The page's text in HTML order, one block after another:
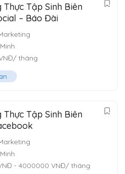
Thực Tập Sinh Biên
– Báo Đài
/ tháng
Thực Tập Sinh Biên
- 4000000 VNĐ/ tháng